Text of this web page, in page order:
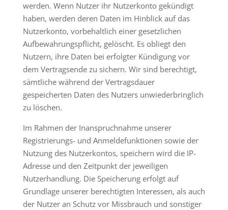
werden. Wenn Nutzer ihr Nutzerkonto gekündigt
haben, werden deren Daten im Hinblick auf das
Nutzerkonto, vorbehaltlich einer gesetzlichen
Aufbewahrungspflicht, gelöscht. Es obliegt den
Nutzern, ihre Daten bei erfolgter Kündigung vor
dem Vertragsende zu sichern. Wir sind berechtigt,
sämtliche während der Vertragsdauer
gespeicherten Daten des Nutzers unwiederbringlich
zu löschen.
Im Rahmen der Inanspruchnahme unserer
Registrierungs- und Anmeldefunktionen sowie der
Nutzung des Nutzerkontos, speichern wird die IP-
Adresse und den Zeitpunkt der jeweiligen
Nutzerhandlung. Die Speicherung erfolgt auf
Grundlage unserer berechtigten Interessen, als auch
der Nutzer an Schutz vor Missbrauch und sonstiger